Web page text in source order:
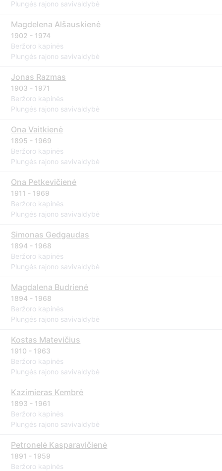
Plungės rajono savivaldybė
Magdelena Alšauskienė
1902 - 1974
Beržoro kapinės
Plungės rajono savivaldybė
Jonas Razmas
1903 - 1971
Beržoro kapinės
Plungės rajono savivaldybė
Ona Vaitkienė
1895 - 1969
Beržoro kapinės
Plungės rajono savivaldybė
Ona Petkevičienė
1911 - 1969
Beržoro kapinės
Plungės rajono savivaldybė
Simonas Gedgaudas
1894 - 1968
Beržoro kapinės
Plungės rajono savivaldybė
Magdalena Budrienė
1894 - 1968
Beržoro kapinės
Plungės rajono savivaldybė
Kostas Matevičius
1910 - 1963
Beržoro kapinės
Plungės rajono savivaldybė
Kazimieras Kembrė
1893 - 1961
Beržoro kapinės
Plungės rajono savivaldybė
Petronelė Kasparavičienė
1891 - 1959
Beržoro kapinės